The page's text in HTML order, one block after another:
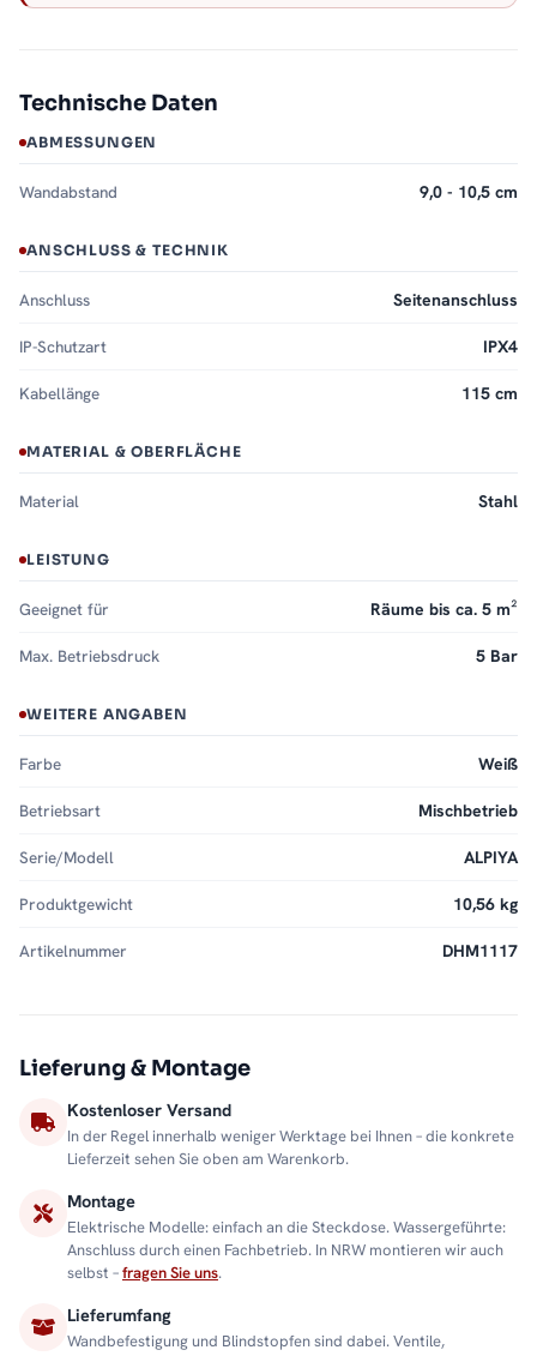
Technische Daten
ABMESSUNGEN
Wandabstand 9,0 - 10,5 cm
ANSCHLUSS & TECHNIK
Anschluss Seitenanschluss
IP-Schutzart IPX4
Kabellänge 115 cm
MATERIAL & OBERFLÄCHE
Material Stahl
LEISTUNG
Geeignet für Räume bis ca. 5 m²
Max. Betriebsdruck 5 Bar
WEITERE ANGABEN
Farbe Weiß
Betriebsart Mischbetrieb
Serie/Modell ALPIYA
Produktgewicht 10,56 kg
Artikelnummer DHM1117
Lieferung & Montage
Kostenloser Versand
In der Regel innerhalb weniger Werktage bei Ihnen – die konkrete
Lieferzeit sehen Sie oben am Warenkorb.
Montage
Elektrische Modelle: einfach an die Steckdose. Wassergeführte:
Anschluss durch einen Fachbetrieb. In NRW montieren wir auch
selbst –fragen Sie uns.
Lieferumfang
Wandbefestigung und Blindstopfen sind dabei. Ventile,